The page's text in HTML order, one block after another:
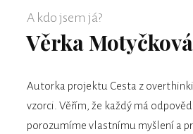
A kdo jsem já?
Věrka Motyčková
Autorka projektu Cesta z
vzorci. Věřím, že každý má
porozumíme vlastnímu myšlení a